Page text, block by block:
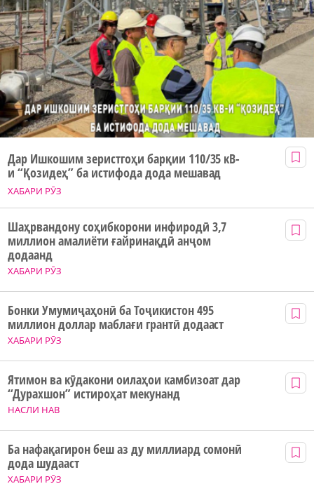
ХАБАРИ РӮЗ
Дар Ишкошим зеристгоҳи барқии 110/35 кВ-
и “Қозидеҳ” ба истифода дода мешавад
ХАБАРИ РӮЗ
Шаҳрвандону соҳибкорони инфиродӣ 3,7
миллион амалиёти ғайринақдӣ анҷом
додаанд
ХАБАРИ РӮЗ
Бонки Умумиҷаҳонӣ ба Тоҷикистон 495
миллион доллар маблағи грантӣ додааст
НАСЛИ НАВ
Ятимон ва кӯдакони оилаҳои камбизоат дар
“Дурахшон” истироҳат мекунанд
ХАБАРИ РӮЗ
Ба нафақагирон беш аз ду миллиард сомонӣ
дода шудааст